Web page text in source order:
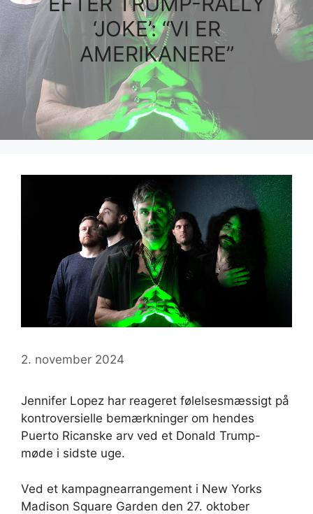
‘JOKE’: “VI ER
AMERIKANERE”
2. november 2024
Jennifer Lopez har reageret følelsesmæssigt på
kontroversielle bemærkninger om hendes
Puerto Ricanske arv ved et Donald Trump-
møde i sidste uge.
Ved et kampagnearrangement i New Yorks
Madison Square Garden den 27. oktober